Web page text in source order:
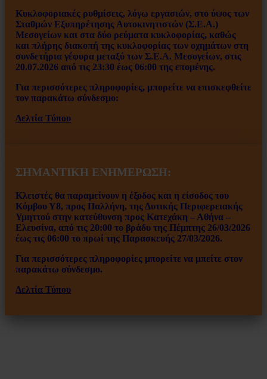
Κυκλοφοριακές ρυθμίσεις, λόγω εργασιών, στο ύψος των
Σταθμών Εξυπηρέτησης Αυτοκινητιστών (Σ.Ε.Α.)
Μεσογείων και στα δύο ρεύματα κυκλοφορίας, καθώς
και πλήρης διακοπή της κυκλοφορίας των οχημάτων στη
συνδετήρια γέφυρα μεταξύ των Σ.Ε.Α. Μεσογείων, στις
20.07.2026 από τις 23:30 έως 06:00 της επομένης.
Για περισσότερες πληροφορίες, μπορείτε να επισκεφθείτε
τον παρακάτω σύνδεσμο:
Δελτία Τύπου
ΣΗΜΑΝΤΙΚΗ ΕΝΗΜΕΡΩΣΗ:
Κλειστές θα παραμείνουν η έξοδος και η είσοδος του
Κόμβου Υ8, προς Παλλήνη, της Δυτικής Περιφερειακής
Υμηττού στην κατεύθυνση προς Κατεχάκη – Αθήνα –
Ελευσίνα, από τις 20:00 το βράδυ της Πέμπτης 26/03/2026
έως τις 06:00 το πρωί της Παρασκευής 27/03/2026.
Για περισσότερες πληροφορίες μπορείτε να μπείτε στον
παρακάτω σύνδεσμο.
Δελτία Τύπου